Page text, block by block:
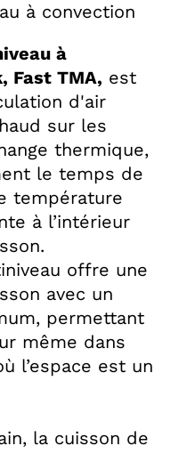
à convection
à
Fast TMA, est
d'air
sur les
thermique,
le temps de
température
à l’intérieur
offre une
avec un
permettant
même dans
l’espace est un
la cuisson de